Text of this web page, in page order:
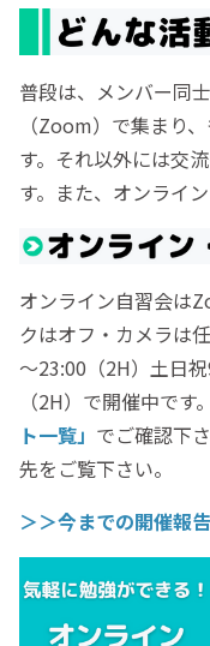
普段は、メンバー同
（Zoom）で集まり
す。それ以外には交
す。また、オンライ
オンライン自習会は
クはオフ・カメラは
～23:00（2H）土日
（2H）で開催中で
ト一覧」 でご確認下
先をご覧下さい。
＞＞今までの開催報